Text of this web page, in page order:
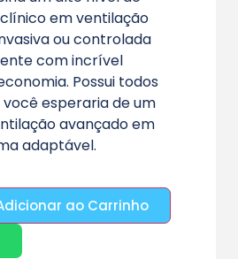
em ventilação
ou controlada
com incrível
Possui todos
você esperaria de um
avançado em
adaptável.
ao Carrinho